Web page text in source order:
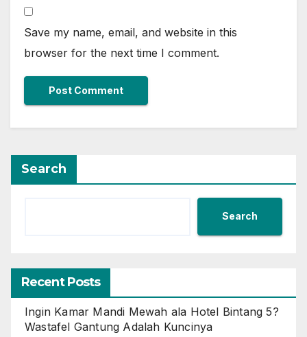
Save my name, email, and website in this
browser for the next time I comment.
Search
Search
Recent Posts
Ingin Kamar Mandi Mewah ala Hotel Bintang 5?
Wastafel Gantung Adalah Kuncinya